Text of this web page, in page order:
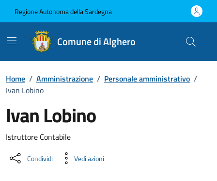
Regione Autonoma della Sardegna
Comune di Alghero
Home / Amministrazione / Personale amministrativo /
Ivan Lobino
Ivan Lobino
Dettaglio della persona
Istruttore Contabile
Condividi Vedi azioni